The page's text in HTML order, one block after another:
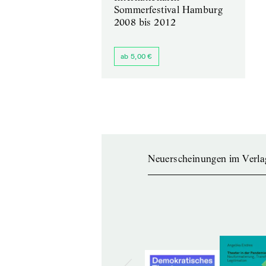
Sommerfestival Hamburg
2008 bis 2012
ab 5,00 €
Neuerscheinungen im